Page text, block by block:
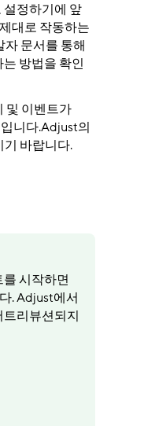
정하기에 앞
대로 작동하는
문서를 통해
방법을 확인
및 이벤트가
니다.Adjust의
바랍니다.
시작하면
. Adjust에서
리뷰션되지